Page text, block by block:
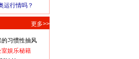
运行情吗？
更多>>
习惯性抽风
娱乐秘籍